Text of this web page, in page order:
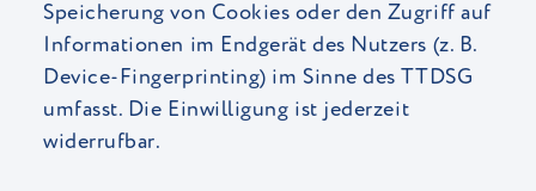
Speicherung von Cookies oder den Zugriff auf
Informationen im Endgerät des Nutzers (z. B.
Device-Fingerprinting) im Sinne des TTDSG
umfasst. Die Einwilligung ist jederzeit
widerrufbar.